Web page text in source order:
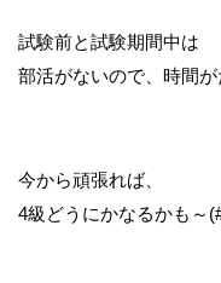
試験前と試験期間中は
部活がないので、時間が
今から頑張れば、
4級どうにかなるかも～